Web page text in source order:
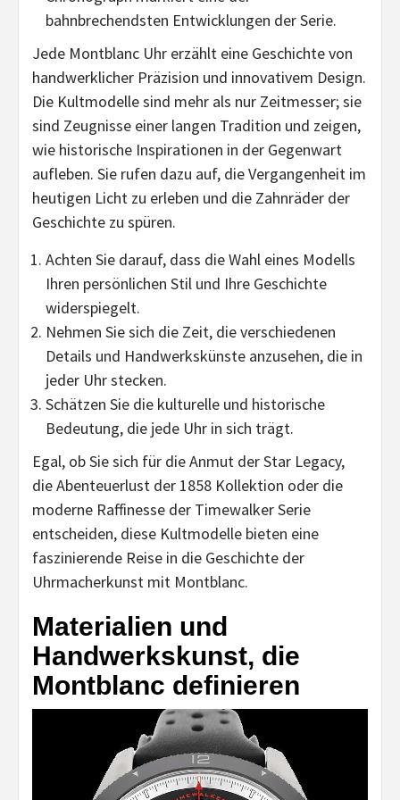
bahnbrechendsten Entwicklungen der Serie.
Jede Montblanc Uhr erzählt eine Geschichte von
handwerklicher Präzision und innovativem Design.
Die Kultmodelle sind mehr als nur Zeitmesser; sie
sind Zeugnisse einer langen Tradition und zeigen,
wie historische Inspirationen in der Gegenwart
aufleben. Sie rufen dazu auf, die Vergangenheit im
heutigen Licht zu erleben und die Zahnräder der
Geschichte zu spüren.
Achten Sie darauf, dass die Wahl eines Modells
Ihren persönlichen Stil und Ihre Geschichte
widerspiegelt.
Nehmen Sie sich die Zeit, die verschiedenen
Details und Handwerkskünste anzusehen, die in
jeder Uhr stecken.
Schätzen Sie die kulturelle und historische
Bedeutung, die jede Uhr in sich trägt.
Egal, ob Sie sich für die Anmut der Star Legacy,
die Abenteuerlust der 1858 Kollektion oder die
moderne Raffinesse der Timewalker Serie
entscheiden, diese Kultmodelle bieten eine
faszinierende Reise in die Geschichte der
Uhrmacherkunst mit Montblanc.
Materialien und
Handwerkskunst, die
Montblanc definieren